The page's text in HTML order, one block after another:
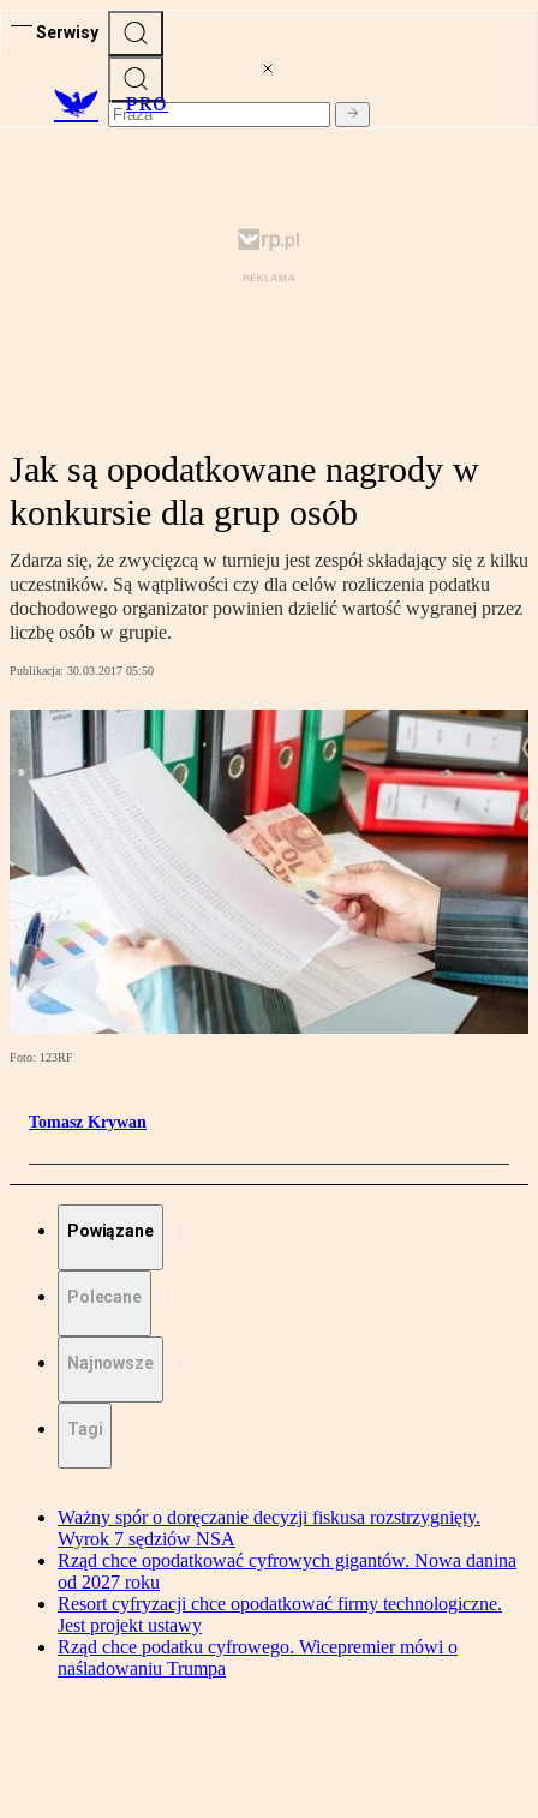
Serwisy
PRO
Jak są opodatkowane nagrody w
konkursie dla grup osób
Zdarza się, że zwycięzcą w turnieju jest zespół składający się z kilku
uczestników. Są wątpliwości czy dla celów rozliczenia podatku
dochodowego organizator powinien dzielić wartość wygranej przez
liczbę osób w grupie.
Publikacja: 30.03.2017 05:50
Foto: 123RF
Tomasz Krywan
Powiązane
Polecane
Najnowsze
Tagi
Ważny spór o doręczanie decyzji fiskusa rozstrzygnięty.
Wyrok 7 sędziów NSA
Rząd chce opodatkować cyfrowych gigantów. Nowa danina
od 2027 roku
Resort cyfryzacji chce opodatkować firmy technologiczne.
Jest projekt ustawy
Rząd chce podatku cyfrowego. Wicepremier mówi o
naśladowaniu Trumpa